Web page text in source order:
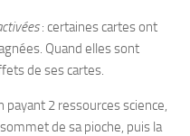
: certaines cartes ont
Quand elles sont
de ses cartes.
payant 2 ressources science,
de sa pioche, puis la